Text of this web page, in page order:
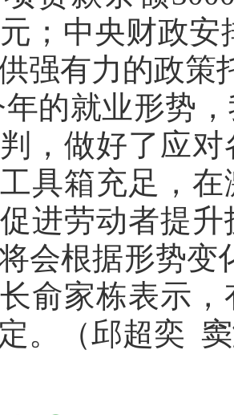
；中央财政
强有力的政策
年的就业形势
，做好了应
具箱充足，
进劳动者提
会根据形势变
俞家栋表示
。（邱超奕